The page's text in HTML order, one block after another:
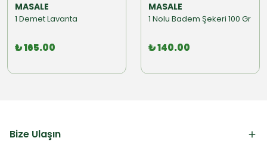
MASALE
1 Demet Lavanta
₺ 165.00
MASALE
1 Nolu Badem Şekeri 100 Gr
₺ 140.00
Bize Ulaşın